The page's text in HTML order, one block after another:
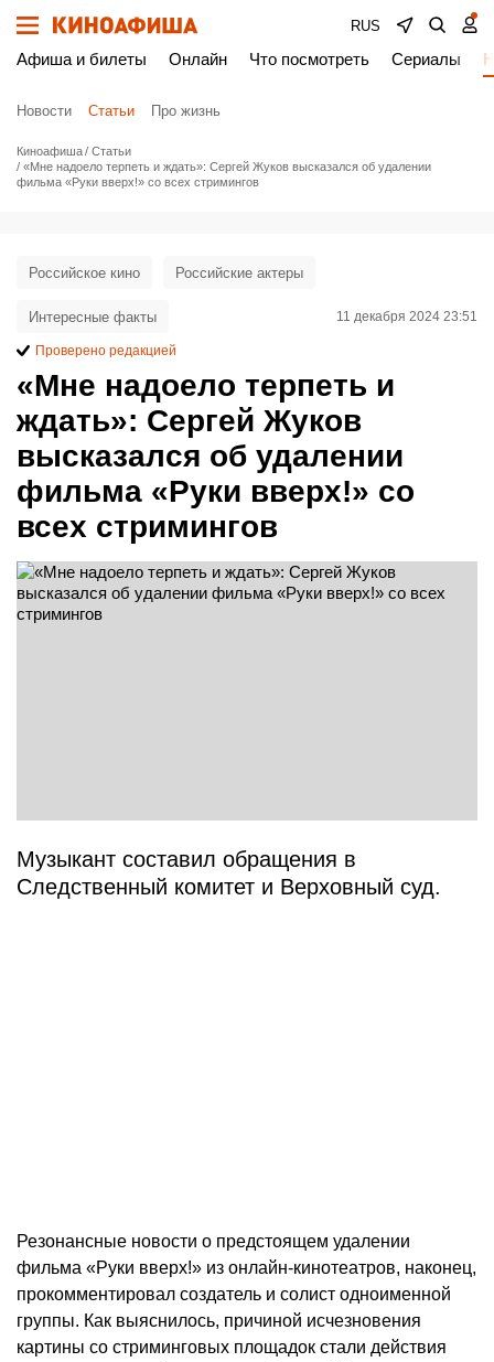
RUS
Афиша и билеты Онлайн Что посмотреть Сериалы
Новости Статьи Про жизнь
Киноафиша
Статьи
«Мне надоело терпеть и ждать»: Сергей Жуков высказался об удалении
фильма «Руки вверх!» со всех стримингов
«Мне надоело терпеть и
ждать»: Сергей Жуков
высказался об удалении
фильма «Руки вверх!» со
всех стримингов
Российское кино Российские актеры
Интересные факты 11 декабря 2024 23:51
Проверено редакцией
Музыкант составил обращения в
Следственный комитет и Верховный суд.
Резонансные новости о предстоящем удалении
фильма «Руки вверх!» из онлайн-кинотеатров, наконец,
прокомментировал создатель и солист одноименной
группы. Как выяснилось, причиной исчезновения
картины со стриминговых площадок стали действия